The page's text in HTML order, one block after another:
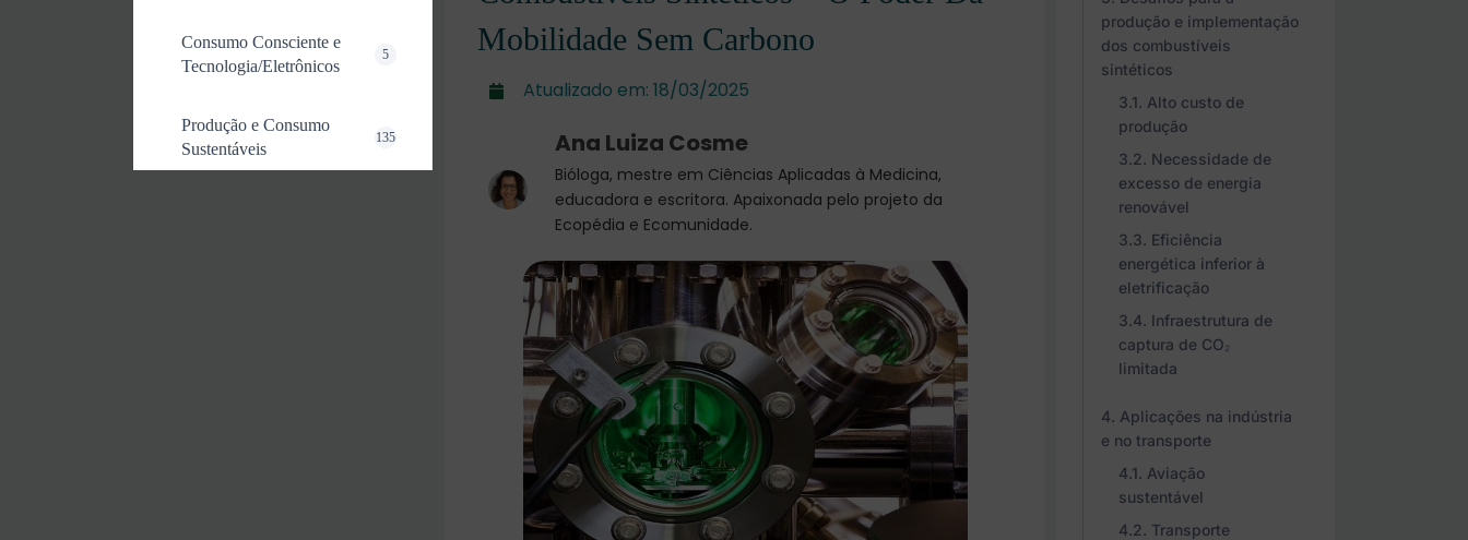
Consumo Consciente e
Tecnologia/Eletrônicos
5
Produção e Consumo
Sustentáveis
135
Mobilidade Sem Carbono
Atualizado em: 18/03/2025
Ana Luiza Cosme
Bióloga, mestre em Ciências Aplicadas à Medicina,
educadora e escritora. Apaixonada pelo projeto da
Ecopédia e Ecomunidade.
produção e implementação
dos combustíveis
sintéticos
Alto custo de
produção
Necessidade de
excesso de energia
renovável
Eficiência
energética inferior à
eletrificação
Infraestrutura de
captura de CO₂
limitada
Aplicações na indústria
e no transporte
Aviação
sustentável
Transporte